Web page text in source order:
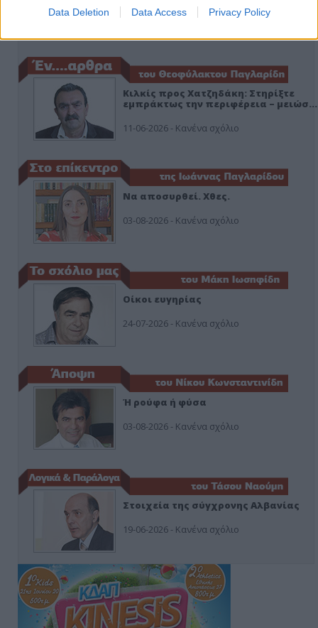
Data Deletion Data Access Privacy Policy
Κιλκίς προς Χατζηδάκη: Στηρίξτε
εμπράκτως την περιφέρεια – μειώσ…
11-06-2026 - Κανένα σχόλιο
Να αποσυρθεί. Χθες.
03-08-2026 - Κανένα σχόλιο
Οίκοι ευγηρίας
24-07-2026 - Κανένα σχόλιο
Ή ρούφα ή φύσα
03-08-2026 - Κανένα σχόλιο
Στοιχεία της σύγχρονης Αλβανίας
19-06-2026 - Κανένα σχόλιο